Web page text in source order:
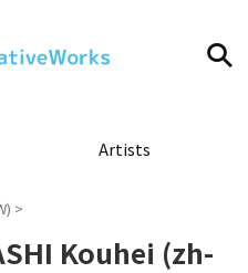
Artists
>
Kouhei (zh-